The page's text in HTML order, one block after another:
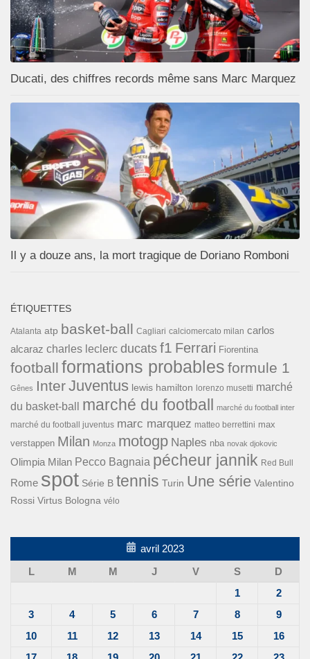
Ducati, des chiffres records même sans Marc Marquez
Il y a douze ans, la mort tragique de Doriano Romboni
ÉTIQUETTES
Atalanta atp basket-ball Cagliari calciomercato milan carlos
alcaraz charles leclerc ducats f1 Ferrari Fiorentina
football formations probables formule 1
Gênes InterJuventus lewis hamilton lorenzo musetti marché
du basket-ball
marché du football marché du football inter
marché du football juventus marc marquez matteo berrettini max
verstappen Milan Monza motogp Naples nba novak djokovic
Olimpia Milan Pecco Bagnaia pécheur jannik Red Bull
Rome spot Série B tennis Turin Une série Valentino
Rossi Virtus Bologna vélo
avril 2023
L
M M J V S
D
1
2
3
4 5 6 7 8
9
10
11 12 13 14 15
16